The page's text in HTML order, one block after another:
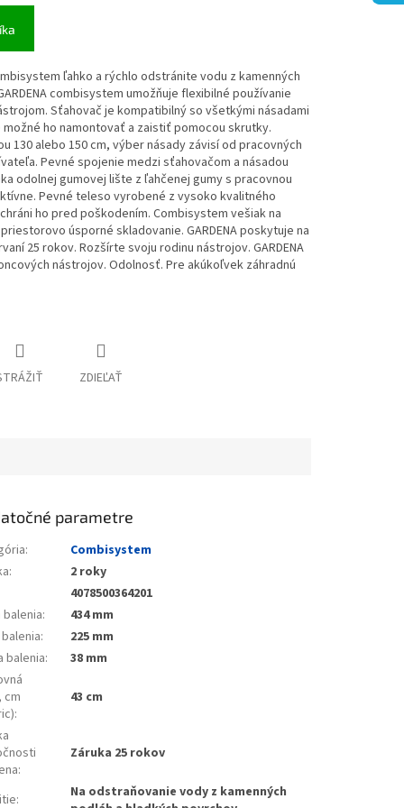
ľahko a rýchlo odstránite vodu z kamenných
combisystem umožňuje flexibilné používanie
Sťahovač je kompatibilný so všetkými násadami
možné ho namontovať a zaistiť pomocou skrutky.
130 alebo 150 cm, výber násady závisí od pracovných
Pevné spojenie medzi sťahovačom a násadou
odolnej gumovej lište z ľahčenej gumy s pracovnou
Pevné teleso vyrobené z vysoko kvalitného
ho pred poškodením. Combisystem vešiak na
úsporné skladovanie. GARDENA poskytuje na
25 rokov. Rozšírte svoju rodinu nástrojov. GARDENA
nástrojov. Odolnosť. Pre akúkoľvek záhradnú
ZDIEĽAŤ
parametre
:
Combisystem
:
2 roky
4078500364201
balenia:
434 mm
:
225 mm
balenia:
38 mm
cm
:
43 cm
:
Záruka 25 rokov
:
Na odstraňovanie vody z kamenných